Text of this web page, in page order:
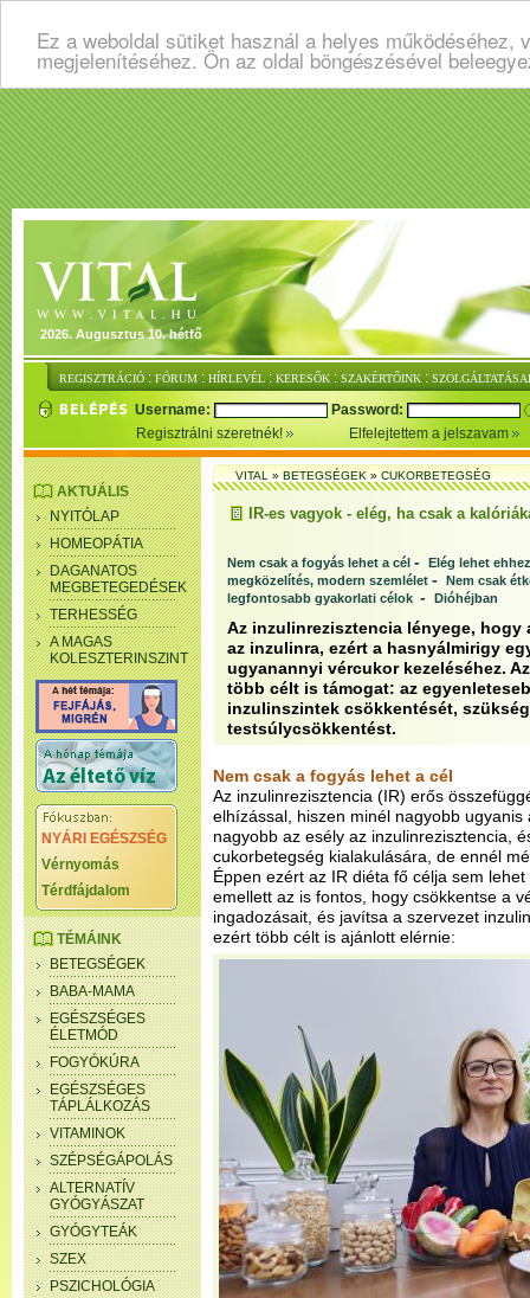
Ez a weboldal sütiket használ a helyes
megjelenítéséhez. Ön az oldal böngészésével
2026. Augusztus 10. hétfő
REGISZTRÁCIÓ : FÓRUM : HÍRLEVÉL : KERESŐK : SZAKÉRTŐINK :
Username:
Password:
Regisztrálni szeretnék!
Elfelejtettem a jelszavam
AKTUÁLIS
NYITÓLAP
HOMEOPÁTIA
DAGANATOS
MEGBETEGEDÉSEK
TERHESSÉG
A MAGAS
KOLESZTERINSZINT
NYÁRI EGÉSZSÉG
Vérnyomás
Térdfájdalom
TÉMÁINK
BETEGSÉGEK
BABA-MAMA
EGÉSZSÉGES
ÉLETMÓD
FOGYÓKÚRA
EGÉSZSÉGES
TÁPLÁLKOZÁS
VITAMINOK
SZÉPSÉGÁPOLÁS
ALTERNATÍV
GYÓGYÁSZAT
GYÓGYTEÁK
SZEX
PSZICHOLÓGIA
VITAL»BETEGSÉGEK»CUKORBETEGSÉG
IR-es vagyok - elég, ha csak a
Nem csak a fogyás lehet a cél - Elég lehet
megközelítés, modern szemlélet - Nem csak
legfontosabb gyakorlati célok - Dióhéjban
Az inzulinrezisztencia lényege, hogy
az inzulinra, ezért a hasnyálmirigy
ugyanannyi vércukor kezeléséhez.
több célt is támogat: az
inzulinszintek csökkentését,
testsúlycsökkentést.
Nem csak a fogyás lehet a cél
Az inzulinrezisztencia (IR) erős
elhízással, hiszen minél nagyobb
nagyobb az esély az inzulinrezisztencia,
cukorbetegség kialakulására, de ennél
Éppen ezért az IR diéta fő célja sem
emellett az is fontos, hogy csökkentse a
ingadozásait, és javítsa a szervezet
ezért több célt is ajánlott elérnie: